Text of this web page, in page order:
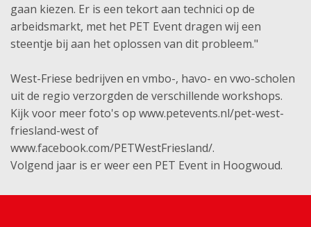
gaan kiezen. Er is een tekort aan technici op de
arbeidsmarkt, met het PET Event dragen wij een
steentje bij aan het oplossen van dit probleem."
West-Friese bedrijven en vmbo-, havo- en vwo-scholen
uit de regio verzorgden de verschillende workshops.
Kijk voor meer foto's op www.petevents.nl/pet-west-
friesland-west of
www.facebook.com/PETWestFriesland/.
Volgend jaar is er weer een PET Event in Hoogwoud.